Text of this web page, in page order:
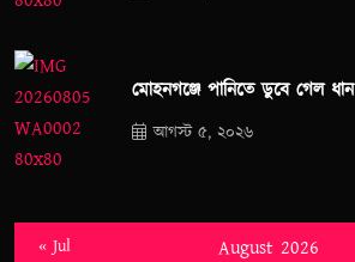
মোহনগঞ্জে পানিতে ডুবে গেল ধান
আগস্ট ৫, ২০২৬
August 2026
« Jul